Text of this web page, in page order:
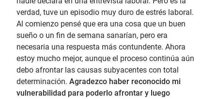
verdad, tuve un episodio muy duro de estrés laboral.
Al comienzo pensé que era una cosa que un buen
sueño o un fin de semana sanarían, pero era
necesaria una respuesta más contundente. Ahora
estoy mucho mejor, aunque el proceso continúa aún
debo afrontar las causas subyacentes con total
determinación. Agradezco haber reconocido mi
vulnerabilidad para poderlo afrontar y luego